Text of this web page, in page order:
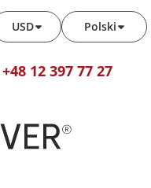
Polski
USD
+48 12 397 77 27